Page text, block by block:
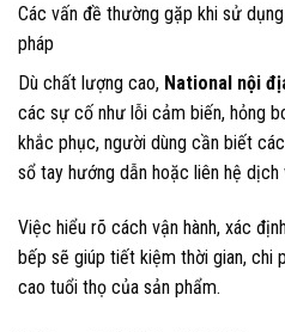
Các vấn đề thường gặp khi sử
pháp
Dù chất lượng cao, National nội
các sự cố như lỗi cảm biến, hỏng
khắc phục, người dùng cần biết
sổ tay hướng dẫn hoặc liên hệ
Việc hiểu rõ cách vận hành, xác
bếp sẽ giúp tiết kiệm thời gian, chi
cao tuổi thọ của sản phẩm.